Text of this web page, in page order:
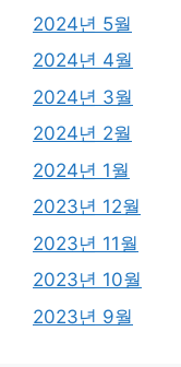
2024년 5월
2024년 4월
2024년 3월
2024년 2월
2024년 1월
2023년 12월
2023년 11월
2023년 10월
2023년 9월